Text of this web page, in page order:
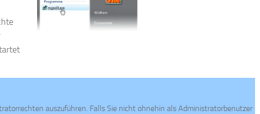
auszuführen. Falls Sie nicht ohnehin als Administratorbenutzer